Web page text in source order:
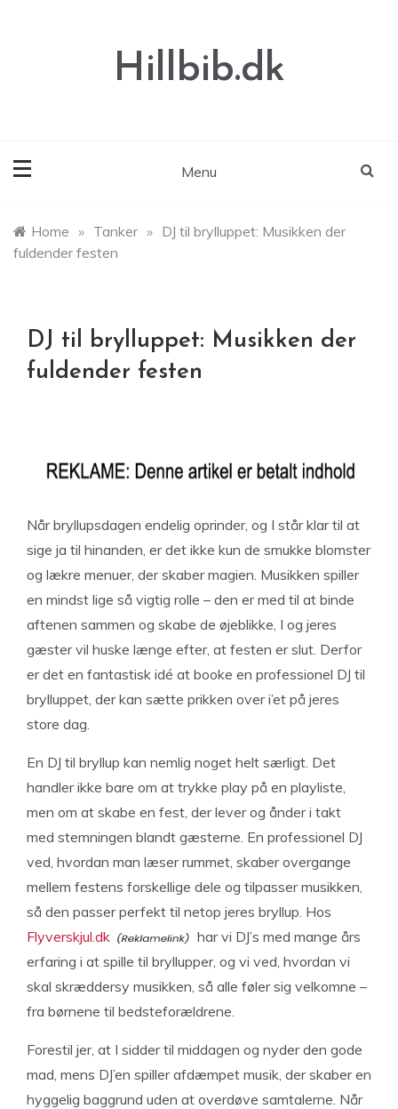
Hillbib.dk
Menu
Home » Tanker » DJ til brylluppet: Musikken der
fuldender festen
DJ til brylluppet: Musikken der
fuldender festen
Når bryllupsdagen endelig oprinder, og I står klar til at
sige ja til hinanden, er det ikke kun de smukke blomster
og lækre menuer, der skaber magien. Musikken spiller
en mindst lige så vigtig rolle – den er med til at binde
aftenen sammen og skabe de øjeblikke, I og jeres
gæster vil huske længe efter, at festen er slut. Derfor
er det en fantastisk idé at booke en professionel DJ til
brylluppet, der kan sætte prikken over i’et på jeres
store dag.
En DJ til bryllup kan nemlig noget helt særligt. Det
handler ikke bare om at trykke play på en playliste,
men om at skabe en fest, der lever og ånder i takt
med stemningen blandt gæsterne. En professionel DJ
ved, hvordan man læser rummet, skaber overgange
mellem festens forskellige dele og tilpasser musikken,
så den passer perfekt til netop jeres bryllup. Hos
Flyverskjul.dk
har vi DJ’s med mange års
erfaring i at spille til bryllupper, og vi ved, hvordan vi
skal skræddersy musikken, så alle føler sig velkomne –
fra børnene til bedsteforældrene.
Forestil jer, at I sidder til middagen og nyder den gode
mad, mens DJ’en spiller afdæmpet musik, der skaber en
hyggelig baggrund uden at overdøve samtalerne. Når